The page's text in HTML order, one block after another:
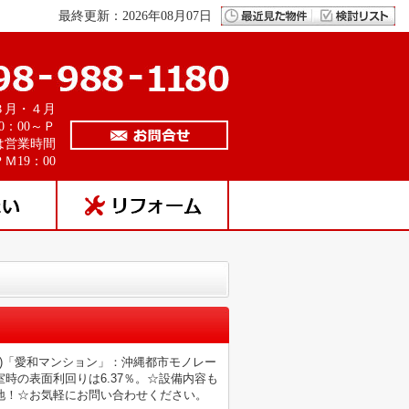
最終更新：2026年08月07日
・４月
00～Ｐ
業時間
Ｍ19：00
愛和マンション」：沖縄都市モノレー
の表面利回りは6.37％。☆設備内容も
☆お気軽にお問い合わせください。